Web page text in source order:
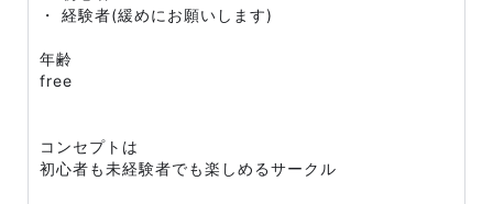
・ 経験者(緩めにお願いします)
年齢
free
コンセプトは
初心者も未経験者でも楽しめるサークル